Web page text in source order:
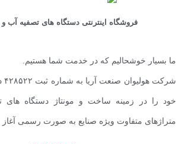
فروشگاه اینترنتی دستگاه های تصفیه آب و
ما بسیار خوشحالیم که در خدمت شما هستیم.
خود را در زمینه ساخت و مونتاژ دستگاه های
متراژهای متفاوت ویژه صنایع به صورت رسمی